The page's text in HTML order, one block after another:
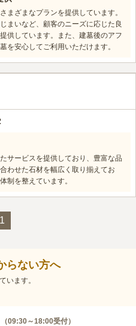
まざまなプランを提供しています。
まいなど、顧客のニーズに応じた良
供しています。また、建墓後のアフ
を安心してご利用いただけます。
サービスを提供しており、豊富な品
わせた石材を幅広く取り揃えてお
制を整えています。
1
らない方へ
います。
09:30～18:00受付）